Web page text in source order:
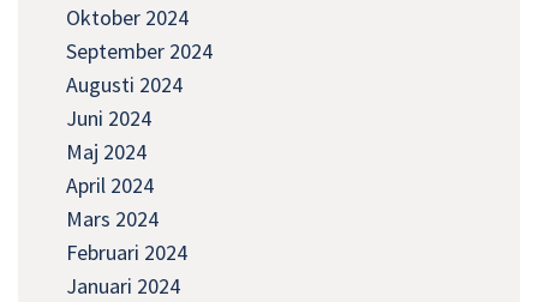
Oktober 2024
September 2024
Augusti 2024
Juni 2024
Maj 2024
April 2024
Mars 2024
Februari 2024
Januari 2024